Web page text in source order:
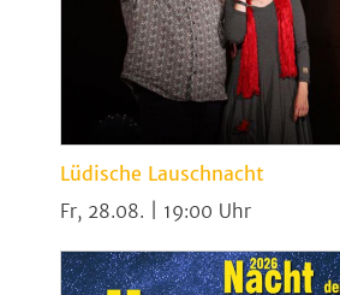
Lüdische Lauschnacht
Fr, 28.08. | 19:00